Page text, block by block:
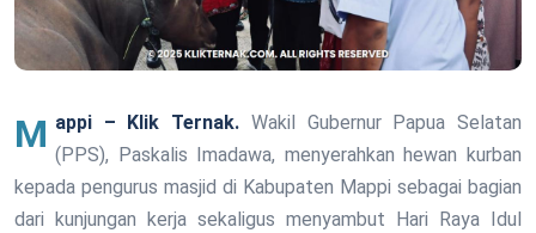
Mappi – Klik Ternak. Wakil Gubernur Papua Selatan
(PPS), Paskalis Imadawa, menyerahkan hewan kurban
kepada pengurus masjid di Kabupaten Mappi sebagai bagian
dari kunjungan kerja sekaligus menyambut Hari Raya Idul